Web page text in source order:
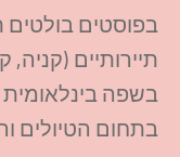
בפוסטים בולטים
תיירותיים
בשפה בינלאומית
בתחום הטיולים